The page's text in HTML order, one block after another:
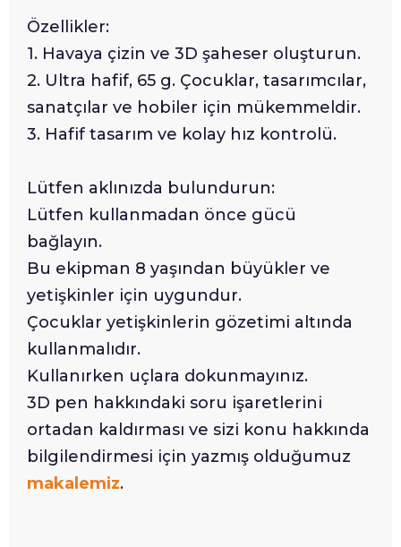
Özellikler:
1. Havaya çizin ve 3D şaheser oluşturun.
2. Ultra hafif, 65 g. Çocuklar, tasarımcılar,
sanatçılar ve hobiler için mükemmeldir.
3. Hafif tasarım ve kolay hız kontrolü.
Lütfen aklınızda bulundurun:
Lütfen kullanmadan önce gücü
bağlayın.
Bu ekipman 8 yaşından büyükler ve
yetişkinler için uygundur.
Çocuklar yetişkinlerin gözetimi altında
kullanmalıdır.
Kullanırken uçlara dokunmayınız.
3D pen hakkındaki soru işaretlerini
ortadan kaldırması ve sizi konu hakkında
bilgilendirmesi için yazmış olduğumuz
makalemiz.